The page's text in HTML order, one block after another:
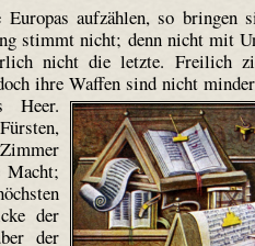
aufzählen, so bringen
stimmt nicht; denn nicht mit
nicht die letzte. Freilich
ihre Waffen sind nicht
Heer.
der
der